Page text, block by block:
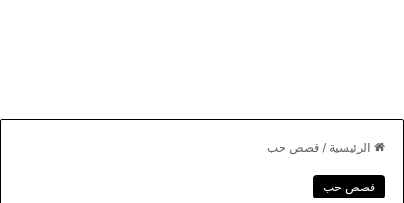
الرئيسية / قصص حب
قصص حب